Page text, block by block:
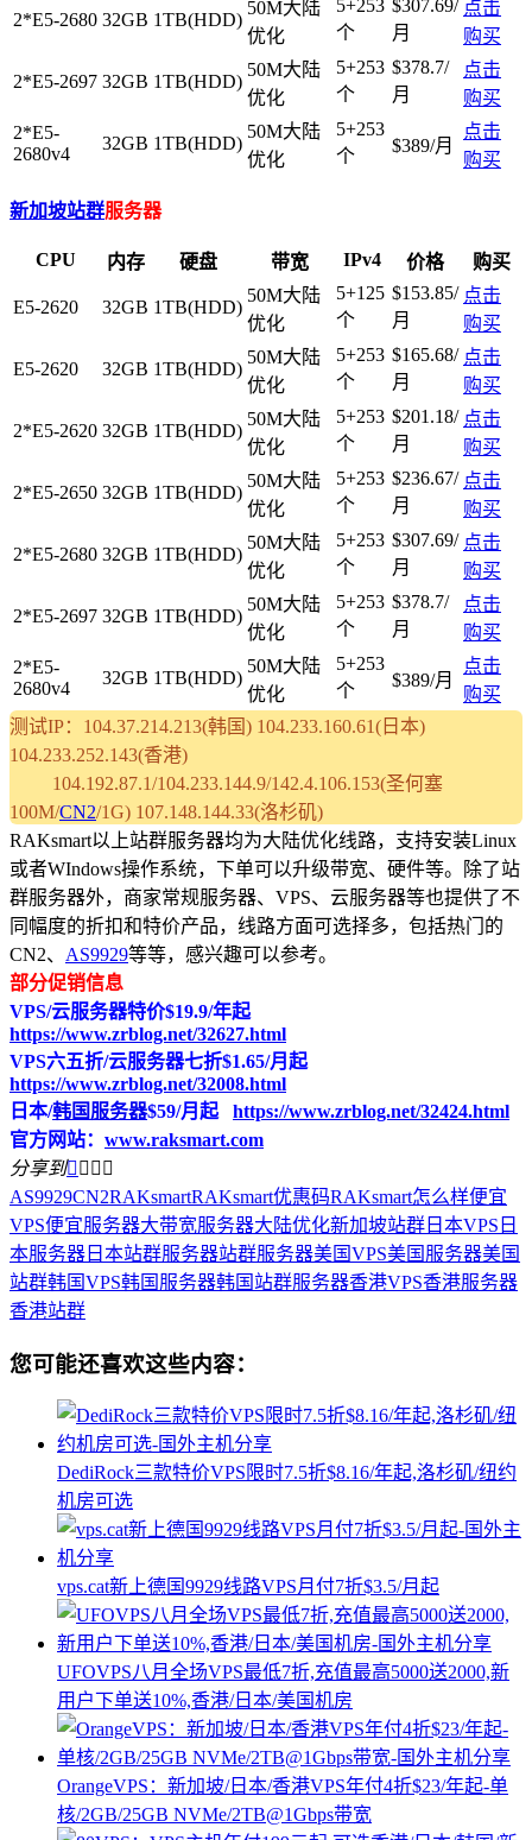
2*E5-2680 32GB 1TB(HDD)
50M大陆
优化
5+253
个
$307.69/
月
点击
购买
2*E5-2697 32GB 1TB(HDD)
50M大陆
优化
5+253
个
$378.7/
月
点击
购买
2*E5-
2680v4
32GB 1TB(HDD)
50M大陆
优化
5+253
个
$389/月
点击
购买
新加坡站群服务器
CPU 内存 硬盘 带宽 IPv4 价格 购买
E5-2620 32GB 1TB(HDD)
50M大陆
优化
5+125
个
$153.85/
月
点击
购买
E5-2620 32GB 1TB(HDD)
50M大陆
优化
5+253
个
$165.68/
月
点击
购买
2*E5-2620 32GB 1TB(HDD)
50M大陆
优化
5+253
个
$201.18/
月
点击
购买
2*E5-2650 32GB 1TB(HDD)
50M大陆
优化
5+253
个
$236.67/
月
点击
购买
2*E5-2680 32GB 1TB(HDD)
50M大陆
优化
5+253
个
$307.69/
月
点击
购买
2*E5-2697 32GB 1TB(HDD)
50M大陆
优化
5+253
个
$378.7/
月
点击
购买
2*E5-
2680v4
32GB 1TB(HDD)
50M大陆
优化
5+253
个
$389/月
点击
购买
测试IP：104.37.214.213(韩国) 104.233.160.61(日本)
104.233.252.143(香港)
104.192.87.1/104.233.144.9/142.4.106.153(圣何塞
100M/CN2/1G) 107.148.144.33(洛杉矶)
RAKsmart以上站群服务器均为大陆优化线路，支持安装Linux
或者WIndows操作系统，下单可以升级带宽、硬件等。除了站
群服务器外，商家常规服务器、VPS、云服务器等也提供了不
同幅度的折扣和特价产品，线路方面可选择多，包括热门的
CN2、 AS9929等等，感兴趣可以参考。
部分促销信息
VPS/云服务器特价$19.9/年起
https://www.zrblog.net/32627.html
VPS六五折/云服务器七折$1.65/月起
https://www.zrblog.net/32008.html
日本/韩国服务器$59/月起 https://www.zrblog.net/32424.html
官方网站： www.raksmart.com
分享到   
AS9929CN2RAKsmartRAKsmart优惠码RAKsmart怎么样便宜
VPS便宜服务器大带宽服务器大陆优化新加坡站群 日本VPS 日
本服务器 日本站群服务器站群服务器美国VPS美国服务器美国
站群韩国VPS韩国服务器韩国站群服务器香港VPS香港服务器
香港站群
您可能还喜欢这些内容：
DediRock三款特价VPS限时7.5折$8.16/年起,洛杉矶/纽约
机房可选
vps.cat新上德国9929线路VPS月付7折$3.5/月起
UFOVPS八月全场VPS最低7折,充值最高5000送2000,新
用户下单送10%,香港/日本/美国机房
OrangeVPS：新加坡/日本/香港VPS年付4折$23/年起-单
核/2GB/25GB NVMe/2TB@1Gbps带宽